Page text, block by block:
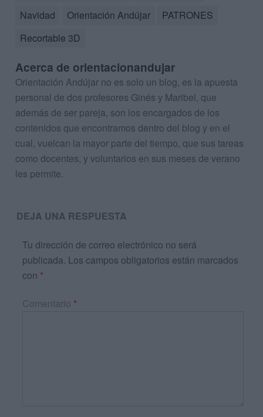
Navidad
Orientación Andújar
PATRONES
Recortable 3D
Acerca de orientacionandujar
Orientación Andújar no es solo un blog, es la apuesta
personal de dos profesores Ginés y Maribel, que
además de ser pareja, son los encargados de los
contenidos que encontramos dentro del blog y en el
cual, vuelcan la mayor parte del tiempo, que sus tareas
como docentes, y voluntarios en sus meses de verano
les permite.
DEJA UNA RESPUESTA
Tu dirección de correo electrónico no será
publicada. Los campos obligatorios están marcados
con *
Comentario *